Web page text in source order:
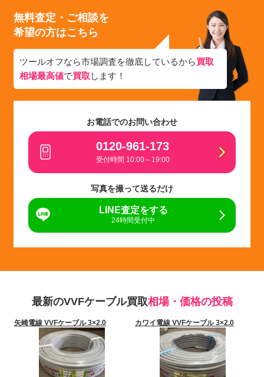
無料査定・ご相談を
希望の方はこちら
ツールオフなら市場調査を徹底しているから買取
相場最高値で買取 します！
お電話でのお問い合わせ
0120-961-173
受付時間 10:00～19:00
写真を撮って送るだけ
LINE査定をする
24時間受付中
最新のVVFケーブル買取相場・価格の投稿
矢崎電線 VVFケーブル 3×2.0 カワイ電線 VVFケーブル 3×2.0